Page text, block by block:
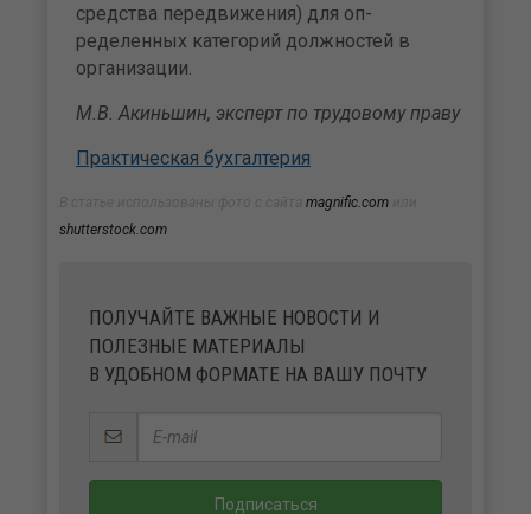
средства передвижения) для оп­
ределенных категорий должнос­тей в
организации.
М.В. Акиньшин, эксперт по трудовому праву
Практическая бухгалтерия
magnific.com
shutterstock.com
ПОЛУЧАЙТЕ ВАЖНЫЕ НОВОСТИ И
ПОЛЕЗНЫЕ МАТЕРИАЛЫ
В УДОБНОМ ФОРМАТЕ НА ВАШУ ПОЧТУ